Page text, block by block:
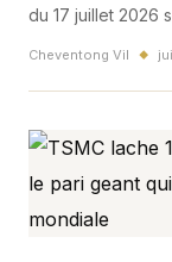
du 17 juillet 2026
bulle des puces
Cheventong Vil ◆